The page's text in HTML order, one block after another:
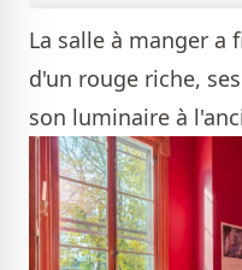
La salle à manger a
d'un rouge riche,
son luminaire à